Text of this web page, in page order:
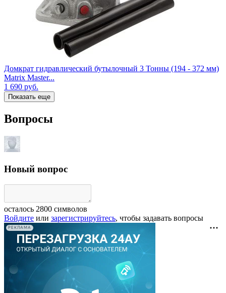
Домкрат гидравлический бутылочный 3 Тонны (194 - 372 мм)
Matrix Master...
1 690 руб.
Показать еще
Вопросы
Новый вопрос
осталось 2800 символов
Войдите или зарегистрируйтесь, чтобы задавать вопросы
РЕКЛАМА